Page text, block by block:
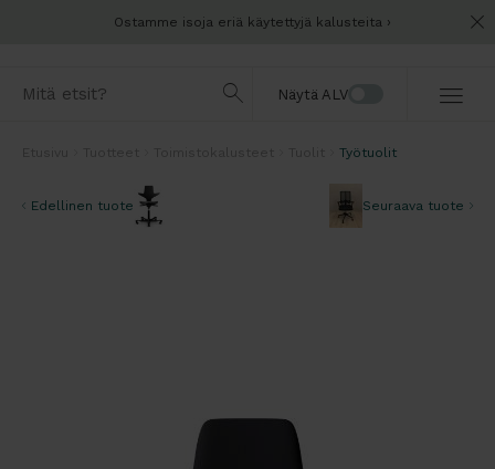
Ostamme isoja eriä käytettyjä kalusteita
Näytä ALV
Työtuolit
Edellinen tuote Seuraava tuote